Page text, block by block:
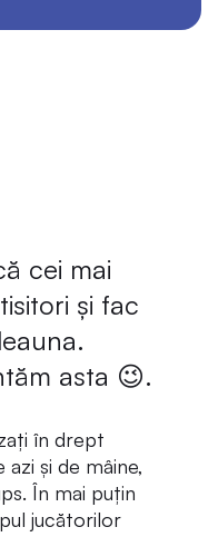
cei mai
și fac
asta 😉.
în drept
și de mâine,
În mai puțin
jucătorilor